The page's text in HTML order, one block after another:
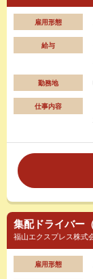
雇用形態
給与
勤務地
仕事内容
集配ドライバー
福山エクスプレス株式
雇用形態